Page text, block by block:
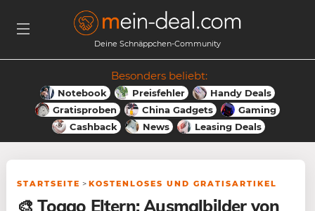
Deine Schnäppchen-Community
Besonders beliebt:
Notebook Preisfehler
Handy Deals
Gratisproben
China Gadgets
Gaming
Cashback
News Leasing Deals
STARTSEITE > KOSTENLOSES UND GRATISARTIKEL
🎨 Toggo Eltern: Ausmalbilder von